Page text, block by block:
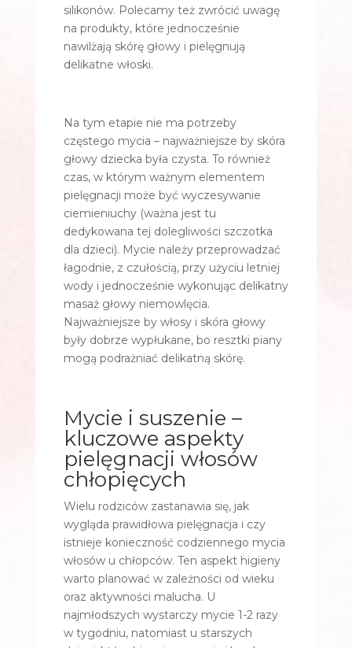
silikonów. Polecamy też zwrócić uwagę
na produkty, które jednocześnie
nawilżają skórę głowy i pielęgnują
delikatne włoski.
Na tym etapie nie ma potrzeby
częstego mycia – najważniejsze by skóra
głowy dziecka była czysta. To również
czas, w którym ważnym elementem
pielęgnacji może być wyczesywanie
ciemieniuchy (ważna jest tu
dedykowana tej dolegliwości szczotka
dla dzieci). Mycie należy przeprowadzać
łagodnie, z czułością, przy użyciu letniej
wody i jednocześnie wykonując delikatny
masaż głowy niemowlęcia.
Najważniejsze by włosy i skóra głowy
były dobrze wypłukane, bo resztki piany
mogą podrażniać delikatną skórę.
Mycie i suszenie –
kluczowe aspekty
pielęgnacji włosów
chłopięcych
Wielu rodziców zastanawia się, jak
wygląda prawidłowa pielęgnacja i czy
istnieje konieczność codziennego mycia
włosów u chłopców. Ten aspekt higieny
warto planować w zależności od wieku
oraz aktywności malucha. U
najmłodszych wystarczy mycie 1-2 razy
w tygodniu, natomiast u starszych